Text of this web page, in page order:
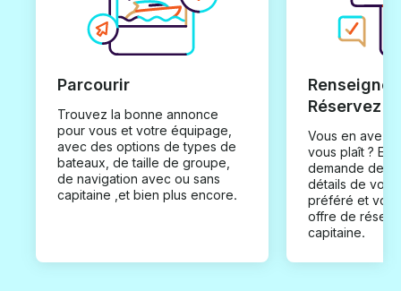
Parcourir
Trouvez la bonne annonce
pour vous et votre équipage,
avec des options de types de
bateaux, de taille de groupe,
de navigation avec ou sans
capitaine ,et bien plus encore.
Réservez
Vous en avez
vous plaît ?
demande de
détails de
préféré et
offre de
capitaine.